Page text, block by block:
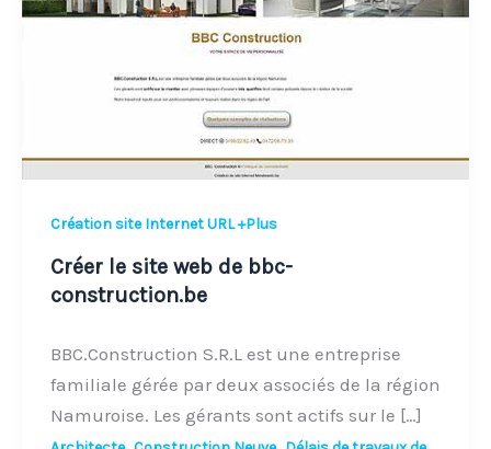
Création site Internet URL +Plus
Créer le site web de bbc-
construction.be
BBC.Construction S.R.L est une entreprise
familiale gérée par deux associés de la région
Namuroise. Les gérants sont actifs sur le […]
de
construction.be